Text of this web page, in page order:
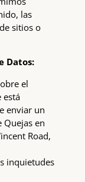
las
sitios o
Datos:
el
está
enviar un
en
Road,
inquietudes